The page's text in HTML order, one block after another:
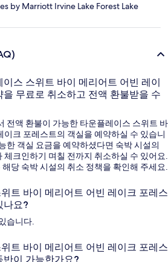
by Marriott Irvine Lake Forest Lake
스 스위트 바이 메리어트 어빈 레이
을 무료로 취소하고 전액 환불받을 수
전액 환불이 가능한 타운플레이스 스위트 바
이크 포레스트의 객실을 예약하실 수 있습니
한 객실 요금을 예약하셨다면 숙박 시설의
체크인하기 며칠 전까지 취소하실 수 있어요.
당 숙박 시설의 취소 정책을 확인해 주세요.
트 바이 메리어트 어빈 레이크 포레스
나요?
습니다.
트 바이 메리어트 어빈 레이크 포레스
반이 가능한가요?